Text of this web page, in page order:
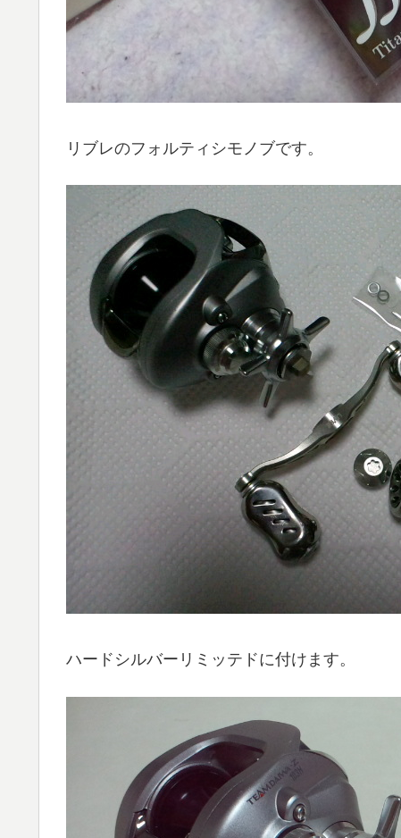
リブレのフォルティシモノブです。
ハードシルバーリミッテドに付けます。